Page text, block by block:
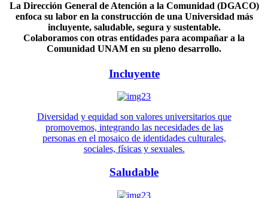
La Dirección General de Atención a la Comunidad (DGACO)
enfoca su labor en la construcción de una Universidad más
incluyente, saludable, segura y sustentable.
Colaboramos con otras entidades para acompañar a la
Comunidad UNAM en su pleno desarrollo.
Incluyente
Diversidad y equidad son valores universitarios que
promovemos, integrando las necesidades de las
personas en el mosaico de identidades culturales,
sociales, físicas y sexuales.
Saludable